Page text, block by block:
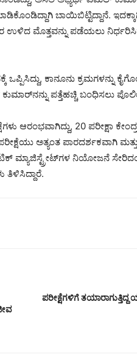
ಬಾಯಿಬಿಟ್ಟಿದ್ದಾನೆ.
ಉಳಿದ ಮೊತ್ತವನ್ನು ಪಡೆಯಲು
ಕಾನೂನು ಕ್ರಮಗಳನ್ನು
ಪತ್ತೆಹಚ್ಚಿ ಬಂಧಿಸಲು
20 ಪರೀಕ್ಷಾ
ಅತ್ಯಂತ ಪಾರದರ್ಶಕವಾಗಿ
ಮ್ಯಾಜಿಸ್ಟ್ರೇಟ್‌ಗಳ ನಿಯೋಜನೆ
ತಿಳಿಸಿದ್ದಾರೆ.
ಪರೀಕ್ಷೆಗಳಿಗೆ